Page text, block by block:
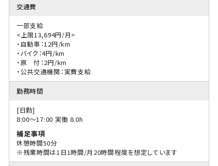
交通費
一部支給
<上限13,694円/月>
・自動車：12円/km
・バイク：4円/km
・原 付：2円/km
・公共交通機関：実費支給
勤務時間
[日勤]
8:00〜17:00 実働 8.0h
補足事項
休憩時間50分
※残業時間は1日1時間/月20時間程度を想定しています